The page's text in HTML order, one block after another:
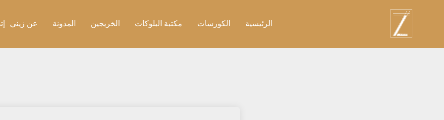
الرئيسية الكورسات مكتبة البلوكات الخريجين المدونة عن زيني